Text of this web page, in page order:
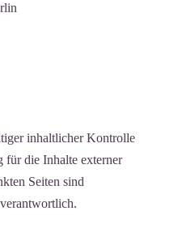
inhaltlicher Kontrolle
für die Inhalte externer
Seiten sind